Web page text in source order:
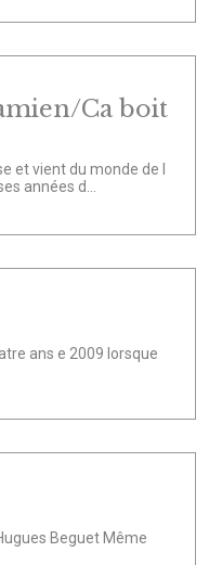
Ca boit
et vient du monde de l
années d...
ans e 2009 lorsque
Beguet Même